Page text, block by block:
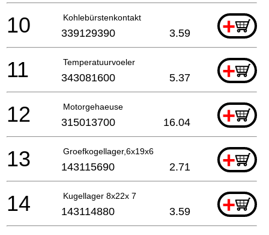
Kohlebürstenkontakt +
10 339129390 3.59
Temperatuurvoeler +
11 343081600 5.37
Motorgehaeuse +
12 315013700 16.04
Groefkogellager,6x19x6 +
13 143115690 2.71
Kugellager 8x22x 7 +
14 143114880 3.59